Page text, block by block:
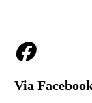
Via